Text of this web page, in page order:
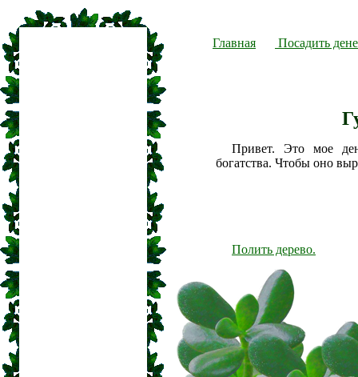
Главная Посадить
Привет. Это мое
богатства. Чтобы оно
Полить дерево.